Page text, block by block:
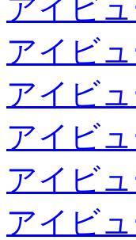
アイビ
アイビ
アイビ
アイビ
アイビ
アイビ